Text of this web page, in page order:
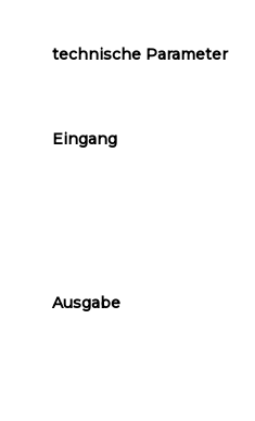
technische Parameter
Eingang
Ausgabe